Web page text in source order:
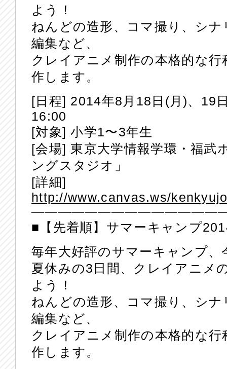
よう！
ねんどの造形、コマ撮り、シ
編集など、
クレイアニメ制作の本格的な
作します。
[日程] 2014年8月18日(月)、19
16:00
[対象] 小学1〜3年生
[会場] 東京大学情報学環・福武
ングスタジオ」
[詳細]
http://www.canvas.ws/
■【先着順】サマーキャンプ
毎年大好評のサマーキャンプ
夏休みの3日間、クレイアニメ
よう！
ねんどの造形、コマ撮り、シ
編集など、
クレイアニメ制作の本格的な
作します。